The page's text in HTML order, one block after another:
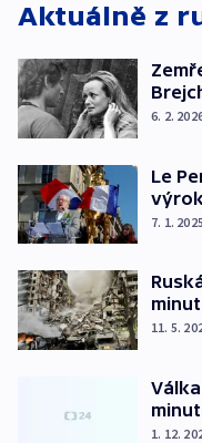
Aktuálně z
6. 2.
Le
7. 1. 2025
11. 5.
1. 12.